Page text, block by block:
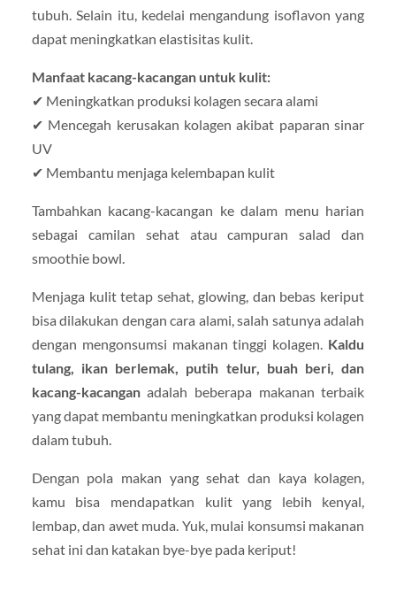
tubuh. Selain itu, kedelai mengandung isoflavon yang
dapat meningkatkan elastisitas kulit.
Manfaat kacang-kacangan untuk kulit:
✔ Meningkatkan produksi kolagen secara alami
✔ Mencegah kerusakan kolagen akibat paparan sinar
UV
✔ Membantu menjaga kelembapan kulit
Tambahkan kacang-kacangan ke dalam menu harian
sebagai camilan sehat atau campuran salad dan
smoothie bowl.
Menjaga kulit tetap sehat, glowing, dan bebas keriput
bisa dilakukan dengan cara alami, salah satunya adalah
dengan mengonsumsi makanan tinggi kolagen. Kaldu
tulang, ikan berlemak, putih telur, buah beri, dan
kacang-kacanganadalah beberapa makanan terbaik
yang dapat membantu meningkatkan produksi kolagen
dalam tubuh.
Dengan pola makan yang sehat dan kaya kolagen,
kamu bisa mendapatkan kulit yang lebih kenyal,
lembap, dan awet muda. Yuk, mulai konsumsi makanan
sehat ini dan katakan bye-bye pada keriput!